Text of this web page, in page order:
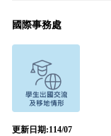
國際事務處
更新日期:114/07